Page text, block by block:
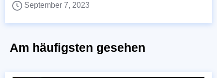
September 7, 2023
Am häufigsten gesehen